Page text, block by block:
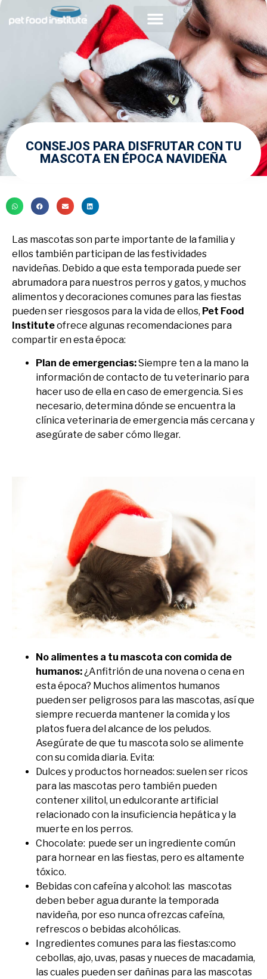
CONSEJOS PARA DISFRUTAR CON TU
MASCOTA EN ÉPOCA NAVIDEÑA
Las mascotas son parte importante de la familia y
ellos también participan de las festividades
navideñas. Debido a que esta temporada puede ser
abrumadora para nuestros perros y gatos, y muchos
alimentos y decoraciones comunes para las fiestas
pueden ser riesgosos para la vida de ellos, Pet Food
Instituteofrece algunas recomendaciones para
compartir en esta época:
Plan de emergencias:Siempre ten a la mano la
información de contacto de tu veterinario para
hacer uso de ella en caso de emergencia. Si es
necesario, determina dónde se encuentra la
clínica veterinaria de emergencia más cercana y
asegúrate de saber cómo llegar.
No alimentes a tu mascota con comida de
humanos:¿Anfitrión de una novena o cena en
esta época? Muchos alimentos humanos
pueden ser peligrosos para las mascotas, así que
siempre recuerda mantener la comida y los
platos fuera del alcance de los peludos.
Asegúrate de que tu mascota solo se alimente
con su comida diaria. Evita:
Dulces y productos horneados: suelen ser ricos
para las mascotas pero también pueden
contener xilitol, un edulcorante artificial
relacionado con la insuficiencia hepática y la
muerte en los perros.
Chocolate: puede ser un ingrediente común
para hornear en las fiestas, pero es altamente
tóxico.
Bebidas con cafeína y alcohol: las mascotas
deben beber agua durante la temporada
navideña, por eso nunca ofrezcas cafeína,
refrescos o bebidas alcohólicas.
Ingredientes comunes para las fiestas:como
cebollas, ajo, uvas, pasas y nueces de macadamia,
las cuales pueden ser dañinas para las mascotas